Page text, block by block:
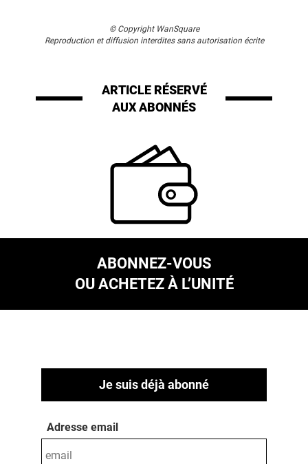
© Copyright WanSquare
Reproduction et diffusion interdites sans autorisation écrite
ARTICLE RÉSERVÉ
AUX ABONNÉS
ABONNEZ-VOUS
OU ACHETEZ À L’UNITÉ
Je suis déjà abonné
Adresse email